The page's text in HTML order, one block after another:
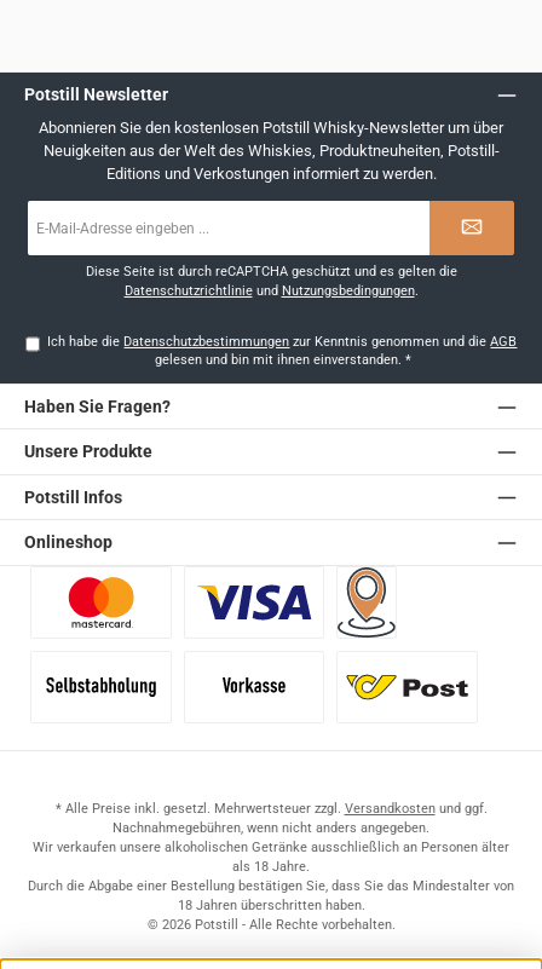
Potstill Newsletter
Abonnieren Sie den kostenlosen Potstill Whisky-Newsletter um über
Neuigkeiten aus der Welt des Whiskies, Produktneuheiten, Potstill-
Editions und Verkostungen informiert zu werden.
Mail-
Diese Seite ist durch reCAPTCHA geschützt und es gelten die
Datenschutzrichtlinieund Nutzungsbedingungen.
Ich habe die Datenschutzbestimmungen zur Kenntnis genommen und dieAGB
gelesen und bin mit ihnen einverstanden. *
Haben Sie Fragen?
Unsere Produkte
Potstill Infos
Onlineshop
* Alle Preise inkl. gesetzl. Mehrwertsteuer zzgl. Versandkostenund ggf.
Nachnahmegebühren, wenn nicht anders angegeben.
Wir verkaufen unsere alkoholischen Getränke ausschließlich an Personen älter
als 18 Jahre.
Durch die Abgabe einer Bestellung bestätigen Sie, dass Sie das Mindestalter von
18 Jahren überschritten haben.
© 2026 Potstill - Alle Rechte vorbehalten.